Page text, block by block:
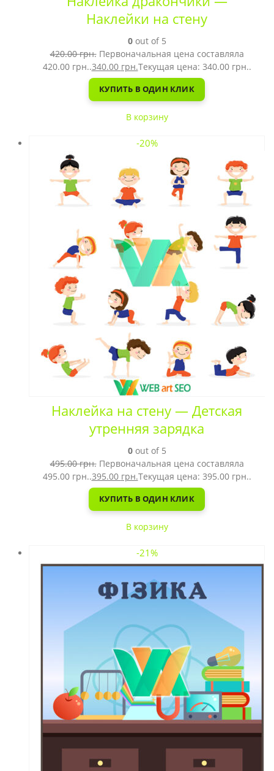
Наклейки на стену
0out of 5
420.00грн. Первоначальная цена составляла
420.00 грн..340.00 грн.Текущая цена: 340.00 грн..
КУПИТЬ В ОДИН КЛИК
В корзину
-20%
Наклейка на стену — Детская
утренняя зарядка
0out of 5
495.00грн. Первоначальная цена составляла
495.00 грн..395.00 грн.Текущая цена: 395.00 грн..
КУПИТЬ В ОДИН КЛИК
В корзину
-21%